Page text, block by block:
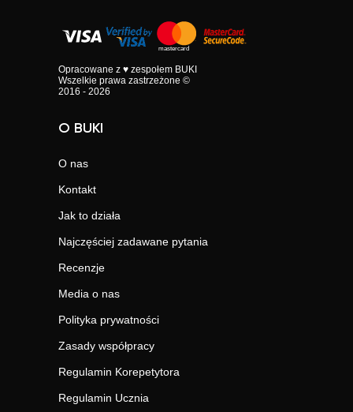
Opracowane z ♥ zespołem BUKI
Wszelkie prawa zastrzeżone ©
2016 - 2026
O BUKI
O nas
Kontakt
Jak to działa
Najczęściej zadawane pytania
Recenzje
Media o nas
Polityka prywatności
Zasady współpracy
Regulamin Korepetytora
Regulamin Ucznia